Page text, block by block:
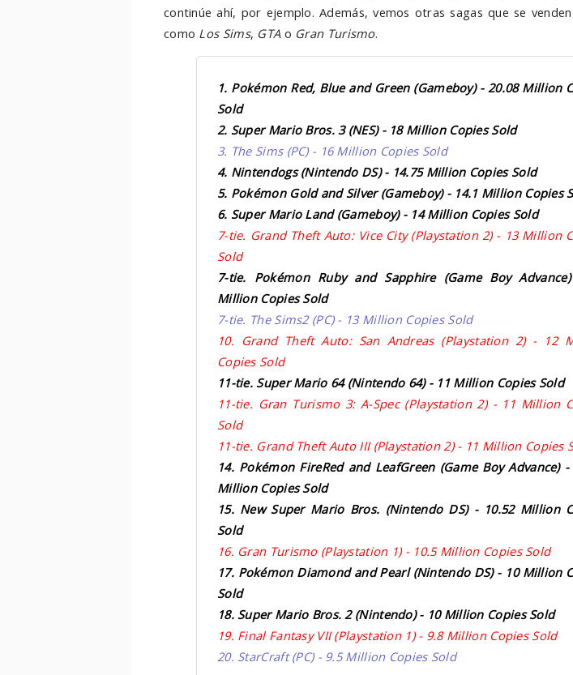
continúe ahí, por ejemplo. Además, vemos otras sagas que se
como Los Sims, GTAo Gran Turismo.
1. Pokémon Red, Blue and Green (Gameboy) - 20.08 Million
Sold
2. Super Mario Bros. 3 (NES) - 18 Million Copies Sold
3. The Sims (PC) - 16 Million Copies Sold
4. Nintendogs (Nintendo DS) - 14.75 Million Copies Sold
5. Pokémon Gold and Silver (Gameboy) - 14.1 Million Copies
6. Super Mario Land (Gameboy) - 14 Million Copies Sold
7-tie. Grand Theft Auto: Vice City (Playstation 2) - 13 Million
Sold
7-tie. Pokémon Ruby and Sapphire (Game Boy
Million Copies Sold
7-tie. The Sims2 (PC) - 13 Million Copies Sold
10. Grand Theft Auto: San Andreas (Playstation 2) - 12
Copies Sold
11-tie. Super Mario 64 (Nintendo 64) - 11 Million Copies Sold
11-tie. Gran Turismo 3: A-Spec (Playstation 2) - 11 Million
Sold
11-tie. Grand Theft Auto III (Playstation 2) - 11 Million Copies
14. Pokémon FireRed and LeafGreen (Game Boy Advance) -
Million Copies Sold
15. New Super Mario Bros. (Nintendo DS) - 10.52 Million
Sold
16. Gran Turismo (Playstation 1) - 10.5 Million Copies Sold
17. Pokémon Diamond and Pearl (Nintendo DS) - 10 Million
Sold
18. Super Mario Bros. 2 (Nintendo) - 10 Million Copies Sold
19. Final Fantasy VII (Playstation 1) - 9.8 Million Copies Sold
20. StarCraft (PC) - 9.5 Million Copies Sold